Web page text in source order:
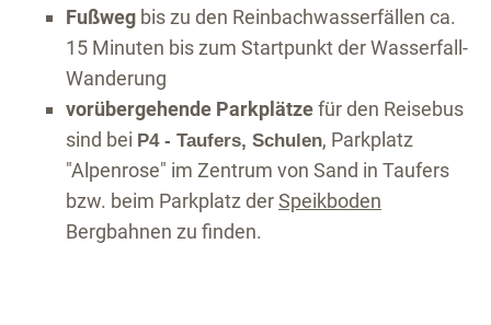
Fußweg bis zu den Reinbachwasserfällen ca.
15 Minuten bis zum Startpunkt der Wasserfall-
Wanderung
vorübergehende Parkplätzefür den Reisebus
sind bei P4 - Taufers, Schulen, Parkplatz
"Alpenrose" im Zentrum von Sand in Taufers
bzw. beim Parkplatz derSpeikboden
Bergbahnen zu finden.